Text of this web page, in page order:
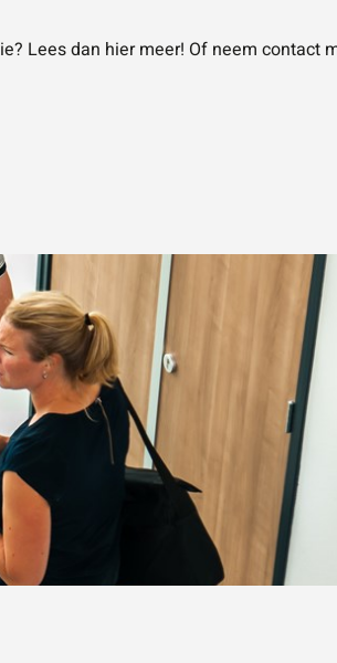
Lees dan hier meer! Of neem contact